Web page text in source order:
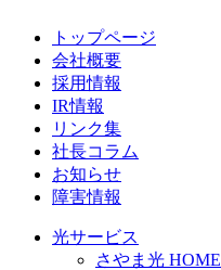
トップページ
会社概要
採用情報
IR情報
リンク集
社長コラム
お知らせ
障害情報
光サービス
さやま光 HOME